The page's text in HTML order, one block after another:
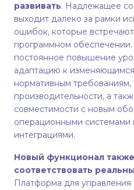
развивать. Надлежащее
выходит далеко за рамки
ошибок, которые
программном
постоянное повышение
адаптацию к
нормативным
производительности, а
совместимости с новым
операционными системами
интеграциями.
Новый функционал
соответствовать
Платформа для